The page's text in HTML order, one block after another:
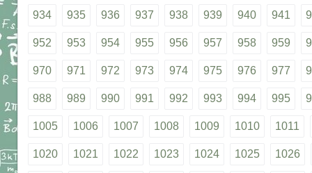
934 935 936 937 938 939 940 941
952 953 954 955 956 957 958 959
970 971 972 973 974 975 976 977
988 989 990 991 992 993 994 995
1005 1006 1007 1008 1009 1010 1011
1020 1021 1022 1023 1024 1025 1026